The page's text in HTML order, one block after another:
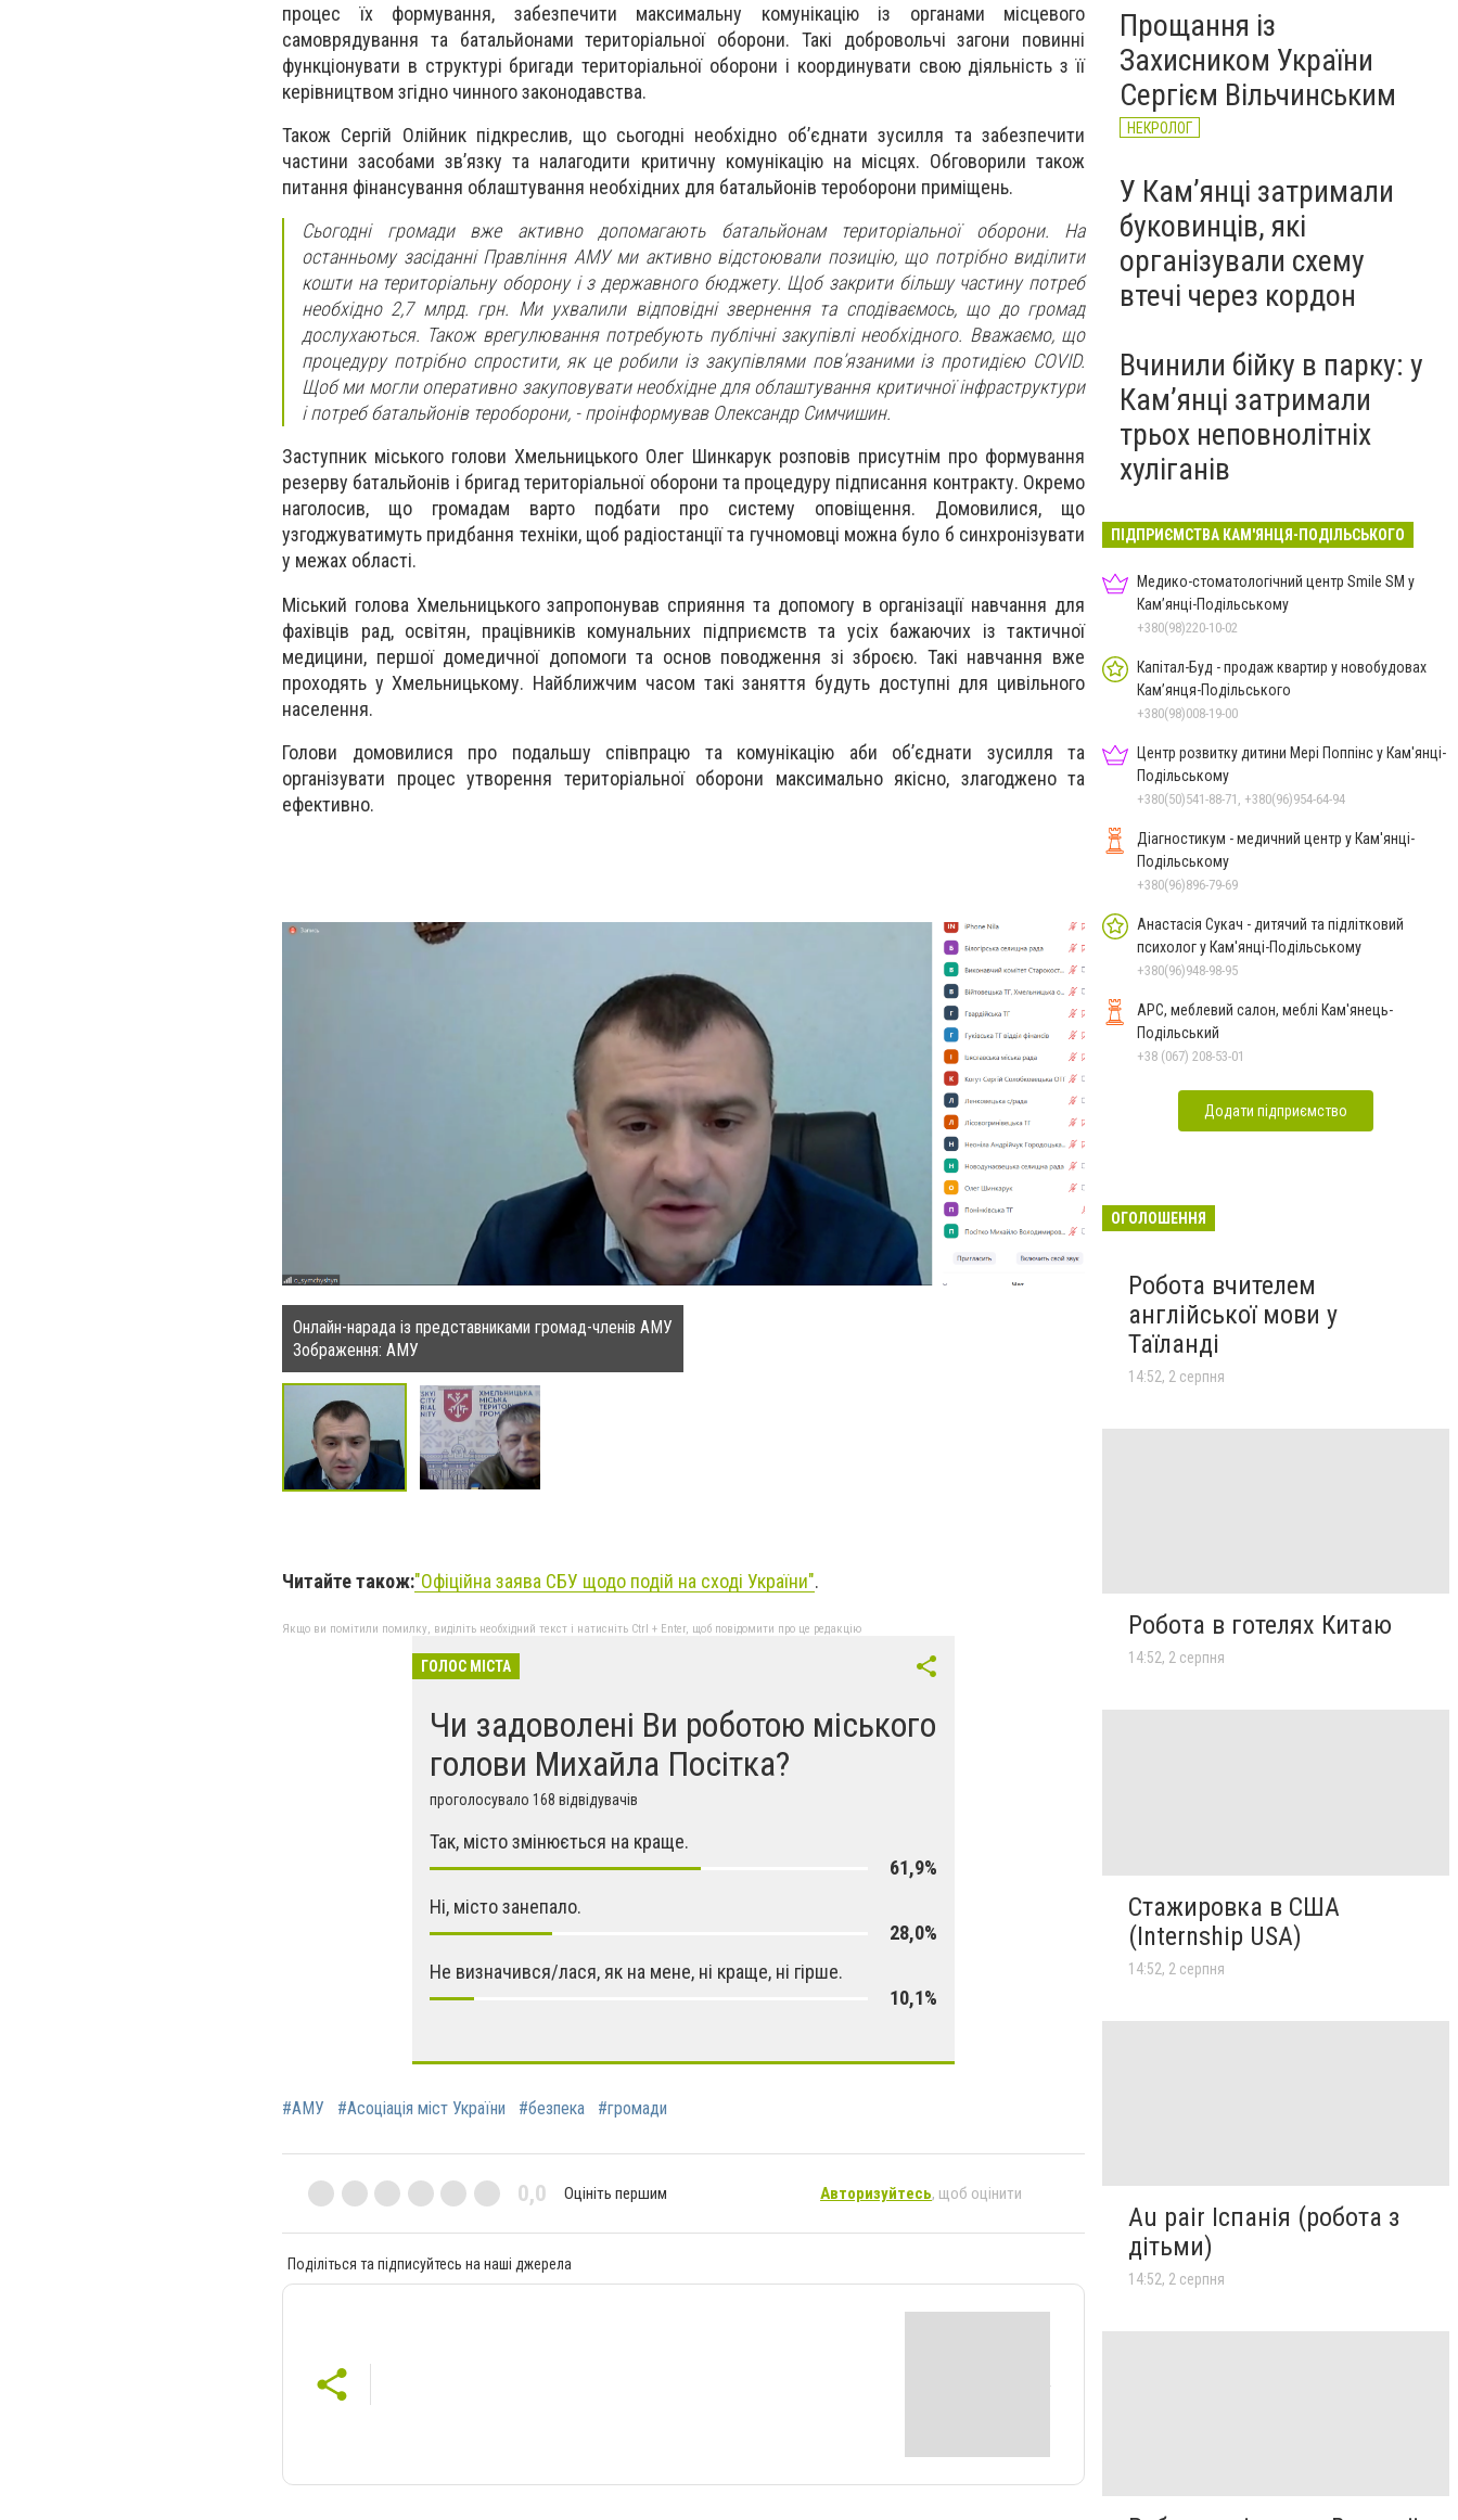
процес їх формування, забезпечити максимальну комунікацію із органами місцевого
самоврядування та батальйонами територіальної оборони. Такі добровольчі загони повинні
функціонувати в структурі бригади територіальної оборони і координувати свою діяльність з її
керівництвом згідно чинного законодавства.
Також Сергій Олійник підкреслив, що сьогодні необхідно об’єднати зусилля та забезпечити
частини засобами зв’язку та налагодити критичну комунікацію на місцях. Обговорили також
питання фінансування облаштування необхідних для батальйонів тероборони приміщень.
Сьогодні громади вже активно допомагають батальйонам територіальної оборони. На
останньому засіданні Правління АМУ ми активно відстоювали позицію, що потрібно виділити
кошти на територіальну оборону і з державного бюджету. Щоб закрити більшу частину потреб
необхідно 2,7 млрд. грн. Ми ухвалили відповідні звернення та сподіваємось, що до громад
дослухаються. Також врегулювання потребують публічні закупівлі необхідного. Вважаємо, що
процедуру потрібно спростити, як це робили із закупівлями пов’язаними із протидією COVID.
Щоб ми могли оперативно закуповувати необхідне для облаштування критичної інфраструктури
і потреб батальйонів тероборони, - проінформував Олександр Симчишин.
Заступник міського голови Хмельницького Олег Шинкарук розповів присутнім про формування
резерву батальйонів і бригад територіальної оборони та процедуру підписання контракту. Окремо
наголосив, що громадам варто подбати про систему оповіщення. Домовилися, що
узгоджуватимуть придбання техніки, щоб радіостанції та гучномовці можна було б синхронізувати
у межах області.
Міський голова Хмельницького запропонував сприяння та допомогу в організації навчання для
фахівців рад, освітян, працівників комунальних підприємств та усіх бажаючих із тактичної
медицини, першої домедичної допомоги та основ поводження зі зброєю. Такі навчання вже
проходять у Хмельницькому. Найближчим часом такі заняття будуть доступні для цивільного
населення.
Голови домовилися про подальшу співпрацю та комунікацію аби об’єднати зусилля та
організувати процес утворення територіальної оборони максимально якісно, злагоджено та
ефективно.
Онлайн-нарада із представниками громад-членів АМУ
Зображення: АМУ
Онлайн-нарада із представниками громад-членів
Зображення: АМУ
Читайте також:"Офіційна заява СБУ щодо подій на сході України".
Якщо ви помітили помилку, виділіть необхідний текст і натисніть Ctrl + Enter, щоб повідомити про це редакцію
ГОЛОС МІСТА
Чи задоволені Ви роботою міського
голови Михайла Посітка?
проголосувало 168 відвідувачів
Так, місто змінюється на краще.
61,9%
Ні, місто занепало.
28,0%
Не визначився/лася, як на мене, ні краще, ні гірше.
10,1%
#АМУ #Асоціація міст України #безпека #громади
0,0 Оцініть першим Авторизуйтесь, щоб оцінити
Поділіться та підписуйтесь на наші джерела
Прощання із
Захисником України
Сергієм Вільчинським
НЕКРОЛОГ
У Кам’янці затримали
буковинців, які
організували схему
втечі через кордон
Вчинили бійку в парку: у
Кам’янці затримали
трьох неповнолітніх
хуліганів
ПІДПРИЄМСТВА КАМ'ЯНЦЯ-ПОДІЛЬСЬКОГО
Медико-стоматологічний центр Smile SM у
Кам’янці-Подільському
+380(98)220-10-02
Капітал-Буд - продаж квартир у новобудовах
Кам’янця-Подільського
+380(98)008-19-00
Центр розвитку дитини Мері Поппінс у Кам'янці-
Подільському
+380(50)541-88-71, +380(96)954-64-94
Діагностикум - медичний центр у Кам'янці-
Подільському
+380(96)896-79-69
Анастасія Сукач - дитячий та підлітковий
психолог у Кам'янці-Подільському
+380(96)948-98-95
АРС, меблевий салон, меблі Кам'янець-
Подільський
+38 (067) 208-53-01
Додати підприємство
ОГОЛОШЕННЯ
Робота вчителем
англійської мови у
Таїланді
14:52, 2 серпня
Робота в готелях Китаю
14:52, 2 серпня
Стажировка в США
(Internship USA)
14:52, 2 серпня
Au pair Іспанія (робота з
дітьми)
14:52, 2 серпня